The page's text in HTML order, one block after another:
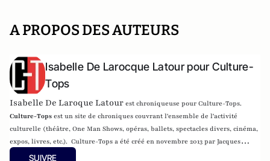
A PROPOS DES AUTEURS
Isabelle De Larocque Latour pour Culture-
Tops
Isabelle De Laroque Latour est chroniqueuse pour Culture-Tops.
Culture-Tops est un site de chroniques couvrant l'ensemble de l'activité
culturelle (théâtre, One Man Shows, opéras, ballets, spectacles divers, cinéma,
expos, livres, etc.). Culture-Tops a été créé en novembre 2013 par Jacques
Paugam , journaliste et écrivain, et son fils, Gabriel Lecarpentier-Paugam, 23
SUIVRE